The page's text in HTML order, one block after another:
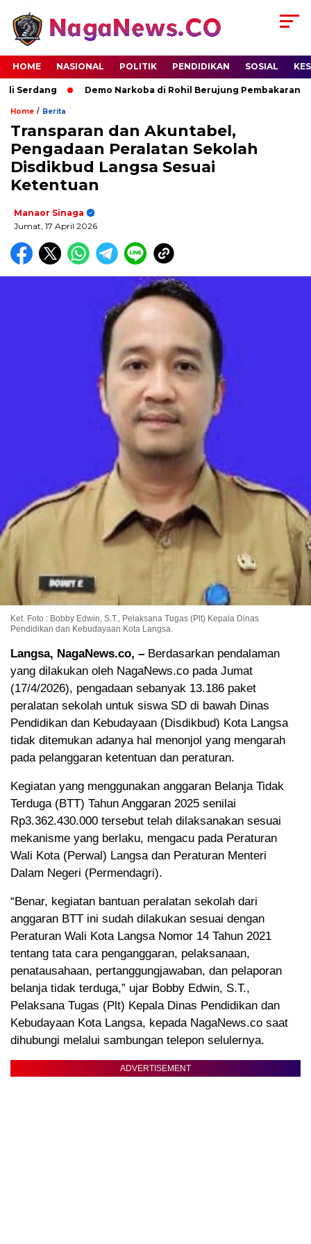
HOME NASIONAL POLITIK PENDIDIKAN SOSIAL
Serdang Demo Narkoba di Rohil Berujung Pembakaran
Home / Berita
Transparan dan Akuntabel,
Pengadaan Peralatan Sekolah
Disdikbud Langsa Sesuai
Ketentuan
Manaor Sinaga
Jumat, 17 April 2026
Ket. Foto : Bobby Edwin, S.T., Pelaksana Tugas (Plt) Kepala Dinas
Pendidikan dan Kebudayaan Kota Langsa.
Langsa, NagaNews.co, – Berdasarkan pendalaman
yang dilakukan oleh NagaNews.co pada Jumat
(17/4/2026), pengadaan sebanyak 13.186 paket
peralatan sekolah untuk siswa SD di bawah Dinas
Pendidikan dan Kebudayaan (Disdikbud) Kota Langsa
tidak ditemukan adanya hal menonjol yang mengarah
pada pelanggaran ketentuan dan peraturan.
Kegiatan yang menggunakan anggaran Belanja Tidak
Terduga (BTT) Tahun Anggaran 2025 senilai
Rp3.362.430.000 tersebut telah dilaksanakan sesuai
mekanisme yang berlaku, mengacu pada Peraturan
Wali Kota (Perwal) Langsa dan Peraturan Menteri
Dalam Negeri (Permendagri).
“Benar, kegiatan bantuan peralatan sekolah dari
anggaran BTT ini sudah dilakukan sesuai dengan
Peraturan Wali Kota Langsa Nomor 14 Tahun 2021
tentang tata cara penganggaran, pelaksanaan,
penatausahaan, pertanggungjawaban, dan pelaporan
belanja tidak terduga,” ujar Bobby Edwin, S.T.,
Pelaksana Tugas (Plt) Kepala Dinas Pendidikan dan
Kebudayaan Kota Langsa, kepada NagaNews.co saat
dihubungi melalui sambungan telepon selulernya.
ADVERTISEMENT